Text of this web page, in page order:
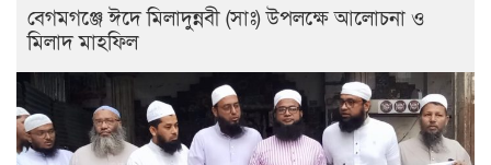
বেগমগঞ্জে ঈদে মিলাদুন্নবী (সাঃ) উপলক্ষে আলোচনা ও
মিলাদ মাহফিল